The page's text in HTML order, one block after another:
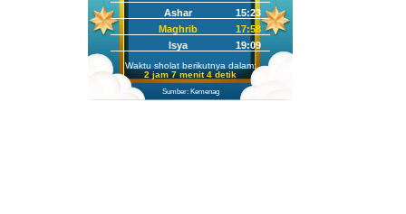
Ashar
15:23
Maghrib
17:58
Isya
19:09
Waktu sholat berikutnya dalam:
2 jam 7 menit 2 detik
Sumber: Kemenag